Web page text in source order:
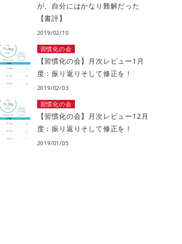
が、自分にはかなり難解だった
【書評】
2019/02/10
習慣化の会
【習慣化の会】月次レビュー1月
度：振り返りそして修正を！
2019/02/03
習慣化の会
【習慣化の会】月次レビュー12月
度：振り返りそして修正を！
2019/01/05